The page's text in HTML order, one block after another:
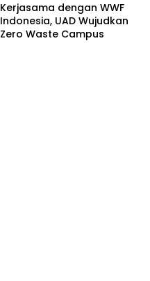
Kerjasama dengan WWF
Indonesia, UAD Wujudkan
Zero Waste Campus